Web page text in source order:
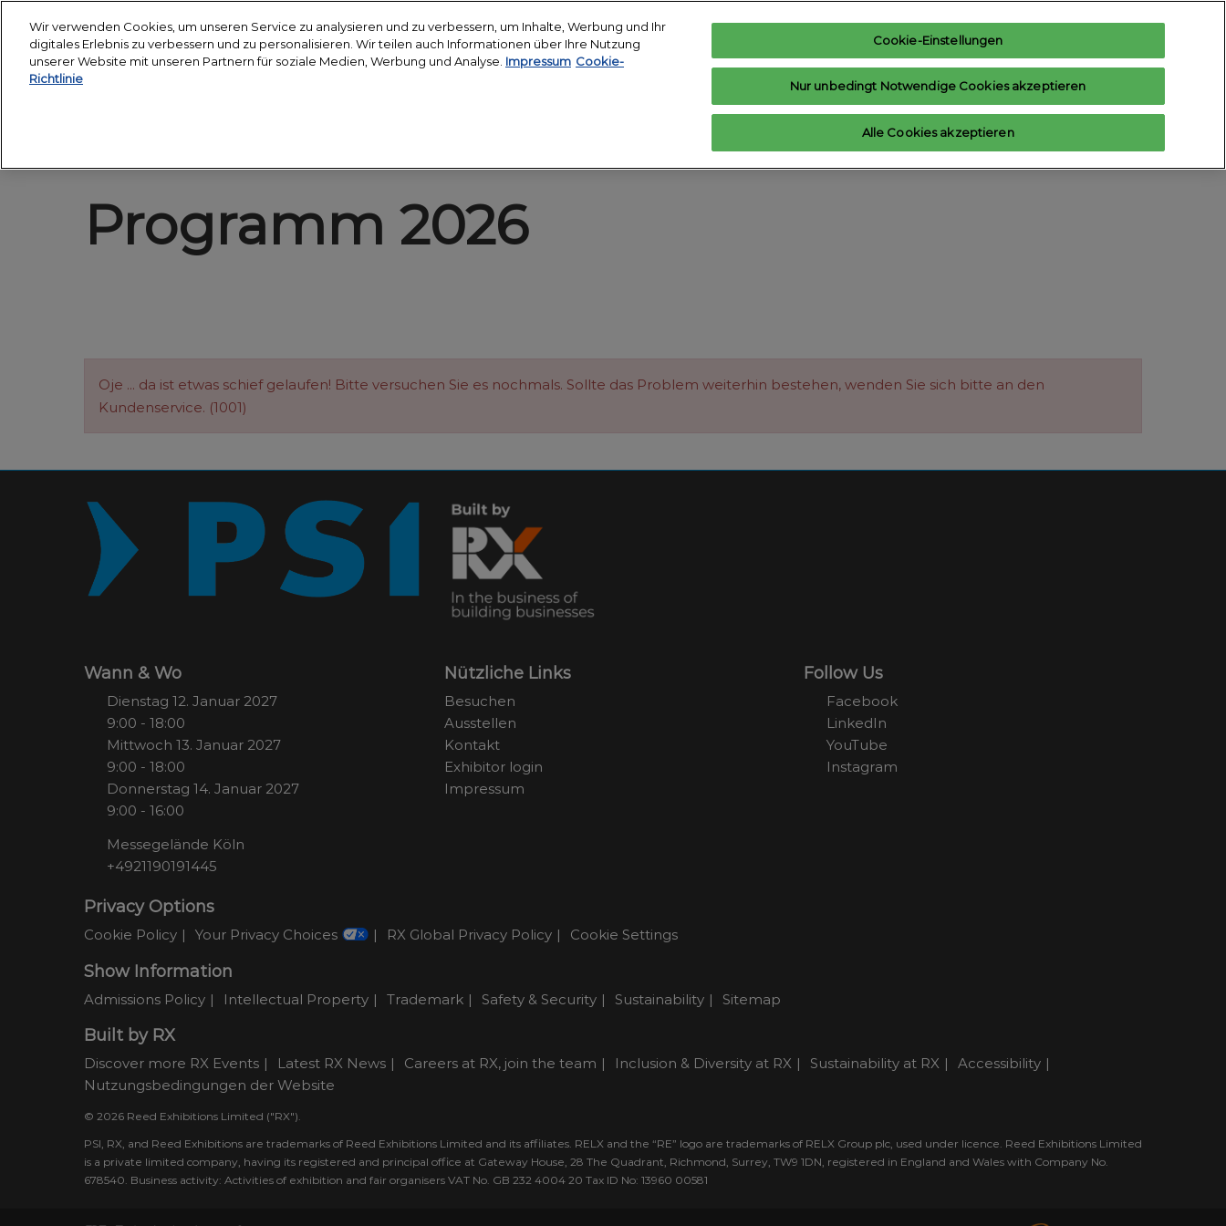
zum
Inhalt
12.-14. Januar 2027
Deutsch Interesse anmelden Ausstelleranfrage
Anreise
Unterkunft buchen
Hilfe
Exhibitor Login
Programm 2026
Oje ... da ist etwas schief gelaufen! Bitte versuchen Sie es nochmals. Sollte das Problem weiterhin bestehen, wenden Sie sich bitte an den
Kundenservice. (1001)
Wann & Wo
Dienstag 12. Januar 2027
9:00 - 18:00
Mittwoch 13. Januar 2027
9:00 - 18:00
Donnerstag 14. Januar 2027
9:00 - 16:00
Messegelände Köln
+4921190191445
Nützliche Links
Besuchen
Ausstellen
Kontakt
Exhibitor login
Impressum
Follow Us
Facebook
LinkedIn
YouTube
Instagram
Privacy Options
Cookie Policy Your Privacy Choices RX Global Privacy Policy Cookie Settings
Show Information
Admissions Policy Intellectual Property Trademark Safety & Security Sustainability Sitemap
Built by RX
Discover more RX Events Latest RX News Careers at RX, join the team Inclusion & Diversity at RX Sustainability at RX
Accessibility
Nutzungsbedingungen der Website
© 2026 Reed Exhibitions Limited ("RX").
PSI, RX, and Reed Exhibitions are trademarks of Reed Exhibitions Limited and its affiliates. RELX and the “RE” logo are trademarks of RELX Group plc, used under licence. Reed Exhibitions Limited
is a private limited company, having its registered and principal office at Gateway House, 28 The Quadrant, Richmond, Surrey, TW9 1DN, registered in England and Wales with Company No.
678540. Business activity: Activities of exhibition and fair organisers VAT No. GB 232 4004 20 Tax ID No: 13960 00581
Wir verwenden Cookies, um unseren Service zu analysieren und zu verbessern, um Inhalte, Werbung und Ihr
digitales Erlebnis zu verbessern und zu personalisieren. Wir teilen auch Informationen über Ihre Nutzung
unserer Website mit unseren Partnern für soziale Medien, Werbung und Analyse. Impressum Cookie-
Richtlinie
Cookie-Einstellungen
Nur unbedingt Notwendige Cookies akzeptieren
Alle Cookies akzeptieren